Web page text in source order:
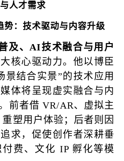
人才需求
势：技术驱动与内容升级
及、AI技术融合与用户
核心驱动力。他以博臣
景结合实景”的技术应用
体将呈现虚实融合与内
前者借 VR/AR、虚拟主
塑用户体验；后者则因
求，促使创作者深耕垂
费、文化 IP 孵化等模